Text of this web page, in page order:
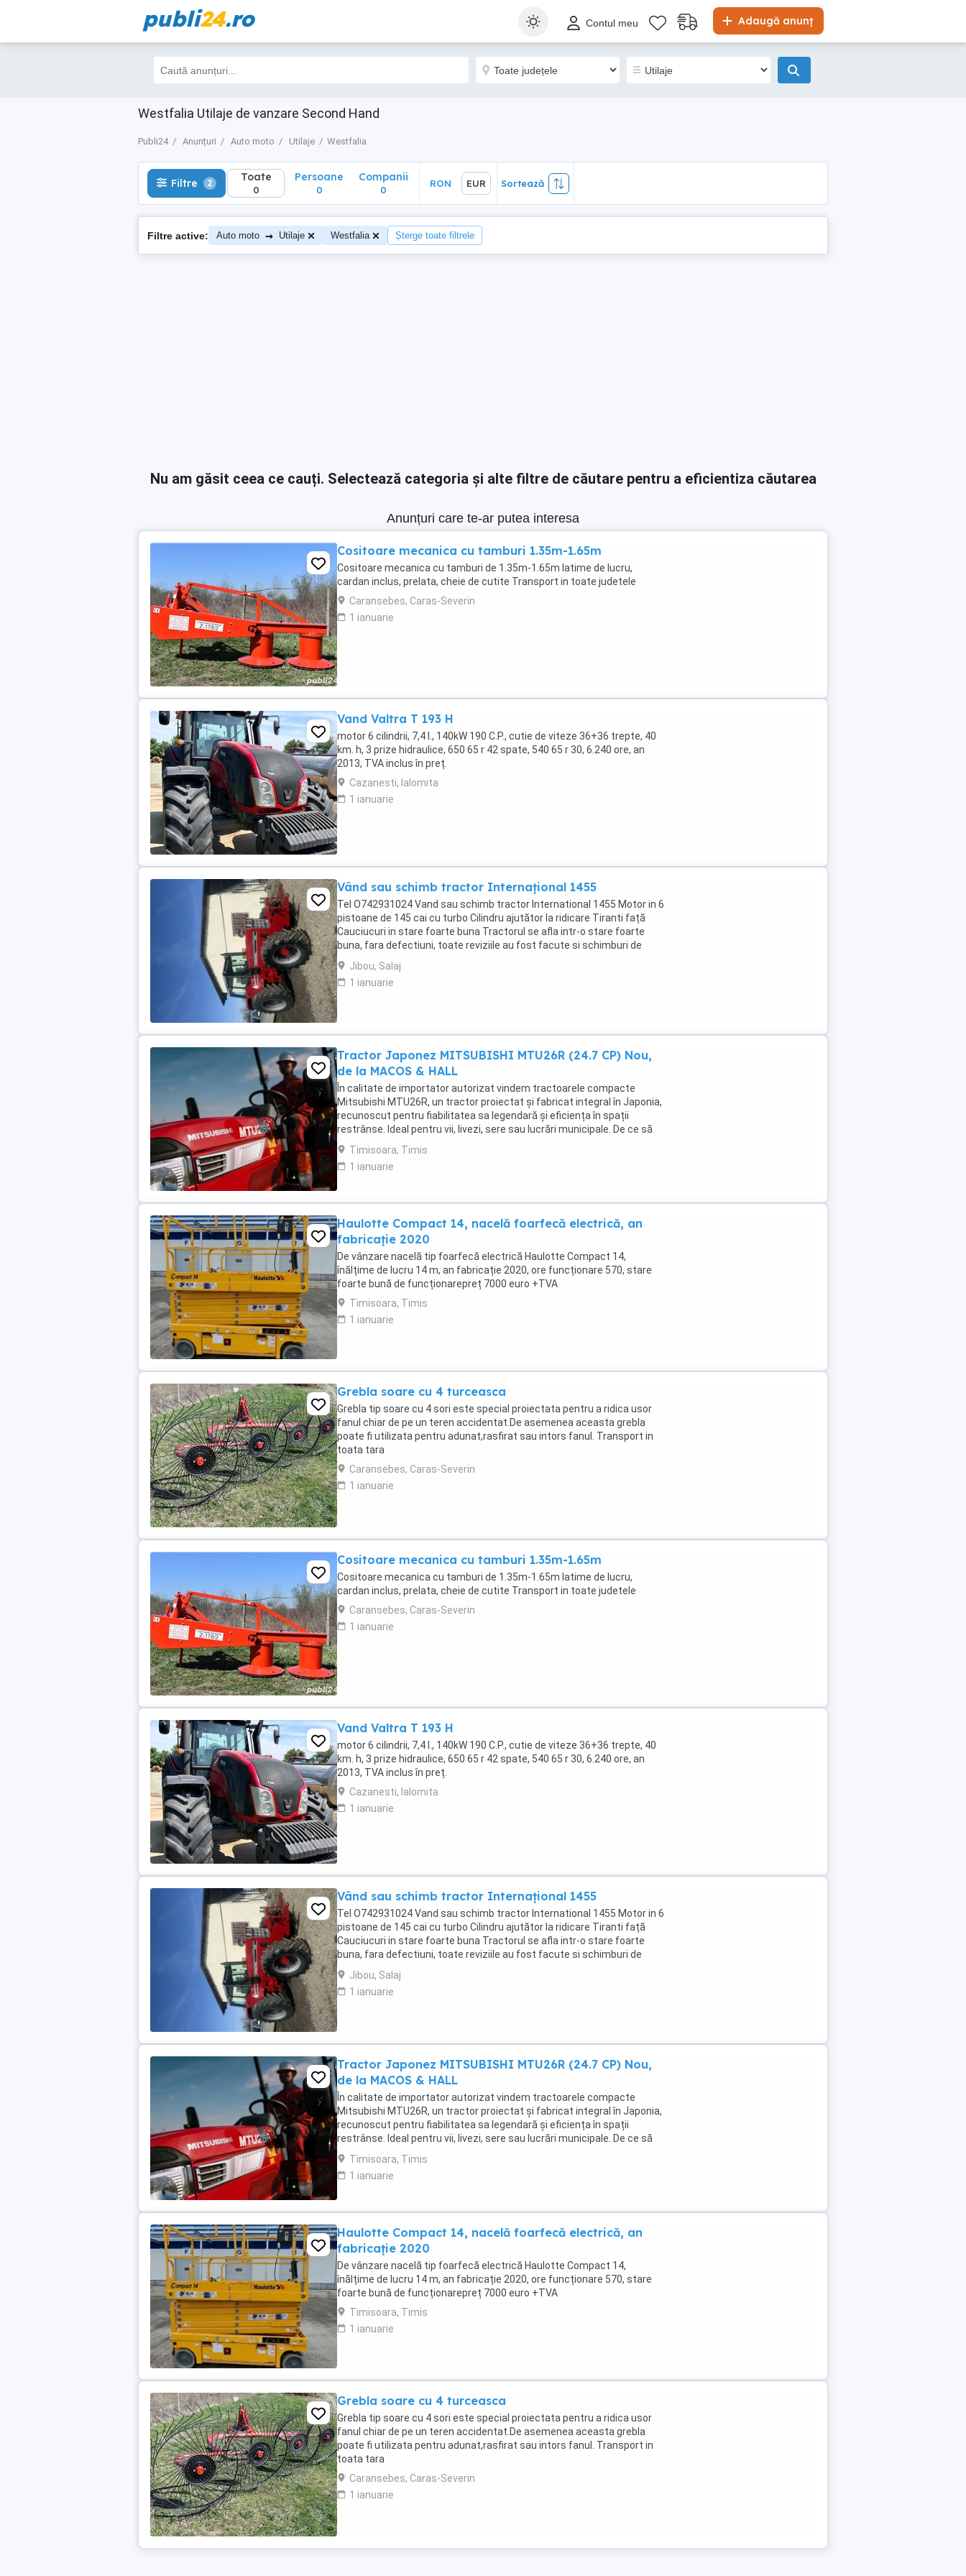
publi24.ro Adaugă anunț
Contul meu
Westfalia Utilaje de vanzare Second Hand
Publi24 Anunțuri Auto moto Utilaje Westfalia
Filtre 2 Toate
0
Sortează
Filtre 2 Toate
0
Persoane
0
Companii
0
RON EUR Sortează
Filtre active: Auto moto → Utilaje Westfalia Șterge toate filtrele
Nu am găsit ceea ce cauți. Selectează categoria și alte filtre de căutare pentru a eficientiza căutarea
Anunțuri care te-ar putea interesa
Cositoare mecanica cu tamburi 1.35m-1.65m
Cositoare mecanica cu tamburi de 1.35m-1.65m latime de lucru,
cardan inclus, prelata, cheie de cutite Transport in toate judetele
Caransebes, Caras-Severin
1 ianuarie
Vand Valtra T 193 H
motor 6 cilindrii, 7,4 l., 140kW 190 C.P., cutie de viteze 36+36 trepte, 40
km. h, 3 prize hidraulice, 650 65 r 42 spate, 540 65 r 30, 6.240 ore, an
2013, TVA inclus în preț.
Cazanesti, Ialomita
1 ianuarie
Vând sau schimb tractor Internațional 1455
Tel O742931024 Vand sau schimb tractor International 1455 Motor in 6
pistoane de 145 cai cu turbo Cilindru ajutător la ridicare Tiranti față
Cauciucuri in stare foarte buna Tractorul se afla intr-o stare foarte
buna, fara defectiuni, toate reviziile au fost facute si schimburi de
consumabile, nu necesita ...
Jibou, Salaj
1 ianuarie
Tractor Japonez MITSUBISHI MTU26R (24.7 CP) Nou,
de la MACOS & HALL
În calitate de importator autorizat vindem tractoarele compacte
Mitsubishi MTU26R, un tractor proiectat și fabricat integral în Japonia,
recunoscut pentru fiabilitatea sa legendară și eficiența în spații
restrânse. Ideal pentru vii, livezi, sere sau lucrări municipale. De ce să
alegi Mitsubishi MTU26R ...
Timisoara, Timis
1 ianuarie
Haulotte Compact 14, nacelă foarfecă electrică, an
fabricație 2020
De vânzare nacelă tip foarfecă electrică Haulotte Compact 14,
înălțime de lucru 14 m, an fabricație 2020, ore funcționare 570, stare
foarte bună de funcționarepreț 7000 euro +TVA
Timisoara, Timis
1 ianuarie
Grebla soare cu 4 turceasca
Grebla tip soare cu 4 sori este special proiectata pentru a ridica usor
fanul chiar de pe un teren accidentat.De asemenea aceasta grebla
poate fi utilizata pentru adunat,rasfirat sau intors fanul. Transport in
toata tara
Caransebes, Caras-Severin
1 ianuarie
Cositoare mecanica cu tamburi 1.35m-1.65m
Cositoare mecanica cu tamburi de 1.35m-1.65m latime de lucru,
cardan inclus, prelata, cheie de cutite Transport in toate judetele
Caransebes, Caras-Severin
1 ianuarie
Vand Valtra T 193 H
motor 6 cilindrii, 7,4 l., 140kW 190 C.P., cutie de viteze 36+36 trepte, 40
km. h, 3 prize hidraulice, 650 65 r 42 spate, 540 65 r 30, 6.240 ore, an
2013, TVA inclus în preț.
Cazanesti, Ialomita
1 ianuarie
Vând sau schimb tractor Internațional 1455
Tel O742931024 Vand sau schimb tractor International 1455 Motor in 6
pistoane de 145 cai cu turbo Cilindru ajutător la ridicare Tiranti față
Cauciucuri in stare foarte buna Tractorul se afla intr-o stare foarte
buna, fara defectiuni, toate reviziile au fost facute si schimburi de
consumabile, nu necesita ...
Jibou, Salaj
1 ianuarie
Tractor Japonez MITSUBISHI MTU26R (24.7 CP) Nou,
de la MACOS & HALL
În calitate de importator autorizat vindem tractoarele compacte
Mitsubishi MTU26R, un tractor proiectat și fabricat integral în Japonia,
recunoscut pentru fiabilitatea sa legendară și eficiența în spații
restrânse. Ideal pentru vii, livezi, sere sau lucrări municipale. De ce să
alegi Mitsubishi MTU26R ...
Timisoara, Timis
1 ianuarie
Haulotte Compact 14, nacelă foarfecă electrică, an
fabricație 2020
De vânzare nacelă tip foarfecă electrică Haulotte Compact 14,
înălțime de lucru 14 m, an fabricație 2020, ore funcționare 570, stare
foarte bună de funcționarepreț 7000 euro +TVA
Timisoara, Timis
1 ianuarie
Grebla soare cu 4 turceasca
Grebla tip soare cu 4 sori este special proiectata pentru a ridica usor
fanul chiar de pe un teren accidentat.De asemenea aceasta grebla
poate fi utilizata pentru adunat,rasfirat sau intors fanul. Transport in
toata tara
Caransebes, Caras-Severin
1 ianuarie